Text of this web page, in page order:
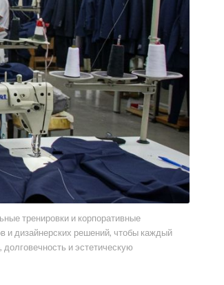
тренировки и корпоративные
и дизайнерских решений, чтобы каждый
и эстетическую